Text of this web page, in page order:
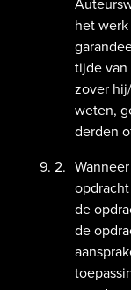
het
tijde van
zover
weten,
derden
de
de